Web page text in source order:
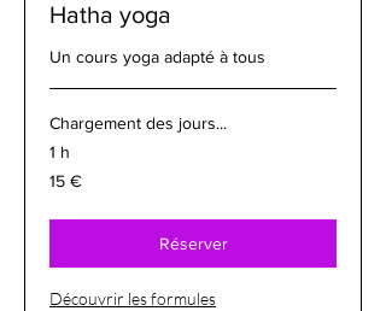
Hatha yoga
Un cours yoga adapté à tous
Chargement des jours...
1 h
15
euros
15 €
Réserver
Découvrir les formules